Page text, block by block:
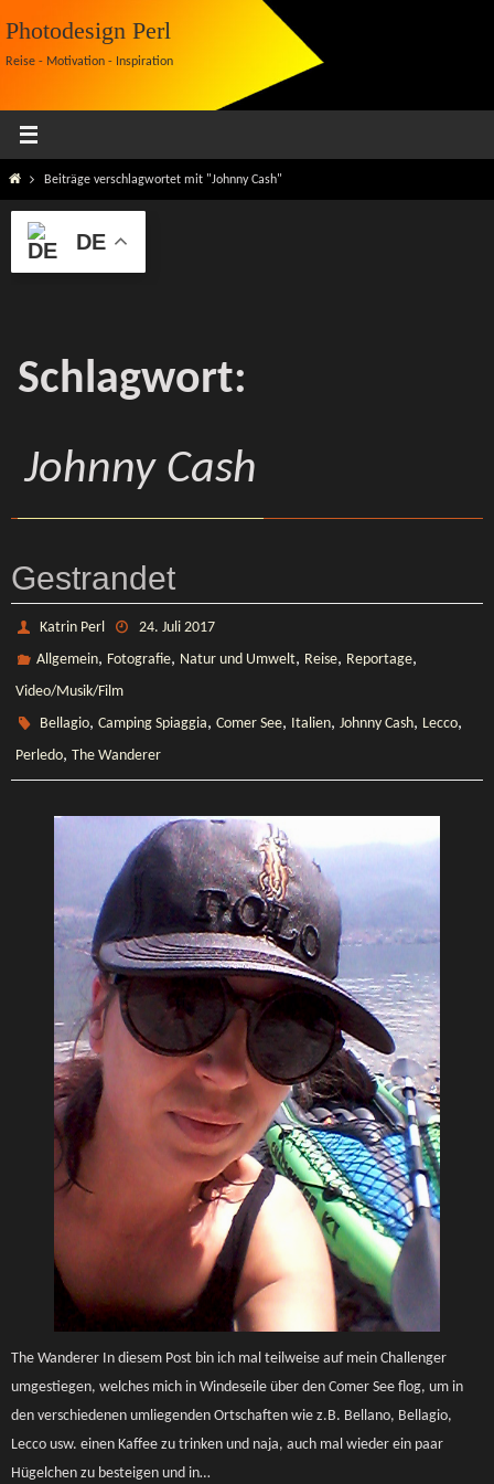
Inhalt
springen
Photodesign Perl
Reise - Motivation - Inspiration
StartBeiträge verschlagwortet mit "Johnny Cash"
DE
Schlagwort:
Johnny Cash
Gestrandet
Katrin Perl
24. Juli 2017
Allgemein, Fotografie, Natur und Umwelt, Reise, Reportage,
Video/Musik/Film
Bellagio,Camping Spiaggia,Comer See, Italien,Johnny Cash, Lecco,
Perledo, The Wanderer
The Wanderer In diesem Post bin ich mal teilweise auf mein Challenger
umgestiegen, welches mich in Windeseile über den Comer See flog, um in
den verschiedenen umliegenden Ortschaften wie z.B. Bellano, Bellagio,
Lecco usw. einen Kaffee zu trinken und naja, auch mal wieder ein paar
Hügelchen zu besteigen und in…